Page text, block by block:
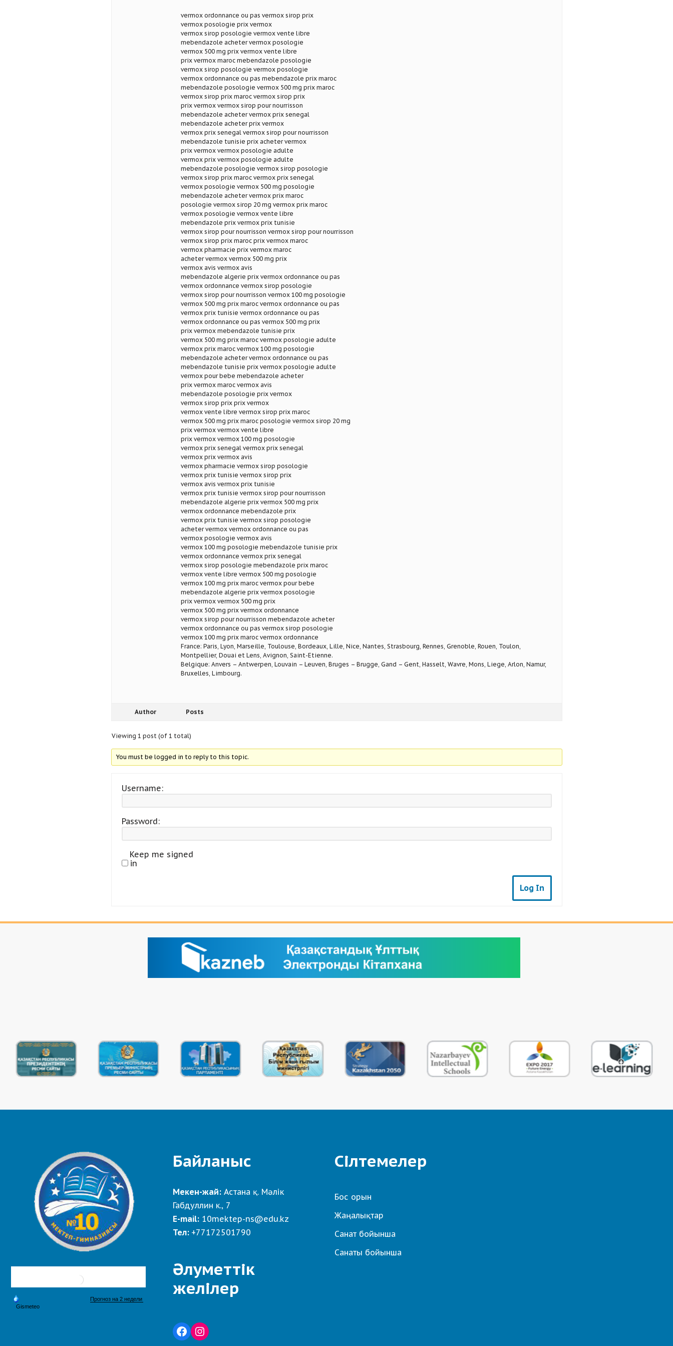
vermox ordonnance ou pas vermox sirop prix
vermox posologie prix vermox
vermox sirop posologie vermox vente libre
mebendazole acheter vermox posologie
vermox 500 mg prix vermox vente libre
prix vermox maroc mebendazole posologie
vermox sirop posologie vermox posologie
vermox ordonnance ou pas mebendazole prix maroc
mebendazole posologie vermox 500 mg prix maroc
vermox sirop prix maroc vermox sirop prix
prix vermox vermox sirop pour nourrisson
mebendazole acheter vermox prix senegal
mebendazole acheter prix vermox
vermox prix senegal vermox sirop pour nourrisson
mebendazole tunisie prix acheter vermox
prix vermox vermox posologie adulte
vermox prix vermox posologie adulte
mebendazole posologie vermox sirop posologie
vermox sirop prix maroc vermox prix senegal
vermox posologie vermox 500 mg posologie
mebendazole acheter vermox prix maroc
posologie vermox sirop 20 mg vermox prix maroc
vermox posologie vermox vente libre
mebendazole prix vermox prix tunisie
vermox sirop pour nourrisson vermox sirop pour nourrisson
vermox sirop prix maroc prix vermox maroc
vermox pharmacie prix vermox maroc
acheter vermox vermox 500 mg prix
vermox avis vermox avis
mebendazole algerie prix vermox ordonnance ou pas
vermox ordonnance vermox sirop posologie
vermox sirop pour nourrisson vermox 100 mg posologie
vermox 500 mg prix maroc vermox ordonnance ou pas
vermox prix tunisie vermox ordonnance ou pas
vermox ordonnance ou pas vermox 500 mg prix
prix vermox mebendazole tunisie prix
vermox 500 mg prix maroc vermox posologie adulte
vermox prix maroc vermox 100 mg posologie
mebendazole acheter vermox ordonnance ou pas
mebendazole tunisie prix vermox posologie adulte
vermox pour bebe mebendazole acheter
prix vermox maroc vermox avis
mebendazole posologie prix vermox
vermox sirop prix prix vermox
vermox vente libre vermox sirop prix maroc
vermox 500 mg prix maroc posologie vermox sirop 20 mg
prix vermox vermox vente libre
prix vermox vermox 100 mg posologie
vermox prix senegal vermox prix senegal
vermox prix vermox avis
vermox pharmacie vermox sirop posologie
vermox prix tunisie vermox sirop prix
vermox avis vermox prix tunisie
vermox prix tunisie vermox sirop pour nourrisson
mebendazole algerie prix vermox 500 mg prix
vermox ordonnance mebendazole prix
vermox prix tunisie vermox sirop posologie
acheter vermox vermox ordonnance ou pas
vermox posologie vermox avis
vermox 100 mg posologie mebendazole tunisie prix
vermox ordonnance vermox prix senegal
vermox sirop posologie mebendazole prix maroc
vermox vente libre vermox 500 mg posologie
vermox 100 mg prix maroc vermox pour bebe
mebendazole algerie prix vermox posologie
prix vermox vermox 500 mg prix
vermox 500 mg prix vermox ordonnance
vermox sirop pour nourrisson mebendazole acheter
vermox ordonnance ou pas vermox sirop posologie
vermox 100 mg prix maroc vermox ordonnance
France: Paris, Lyon, Marseille, Toulouse, Bordeaux, Lille, Nice, Nantes, Strasbourg, Rennes, Grenoble, Rouen, Toulon,
Montpellier, Douai et Lens, Avignon, Saint-Etienne.
Belgique: Anvers – Antwerpen, Louvain – Leuven, Bruges – Brugge, Gand – Gent, Hasselt, Wavre, Mons, Liege, Arlon, Namur,
Bruxelles, Limbourg.
Author Posts
Viewing 1 post (of 1 total)
You must be logged in to reply to this topic.
Username:
Password:
Keep me signed
in
Log In
Байланыс
Мекен-жай: Астана қ. Мәлік
Габдуллин к., 7
E-mail: 10mektep-ns@edu.kz
Тел: +77172501790
Әлуметтік
желілер
Сілтемелер
Бос орын
Жаңалықтар
Санат бойынша
Санаты бойынша